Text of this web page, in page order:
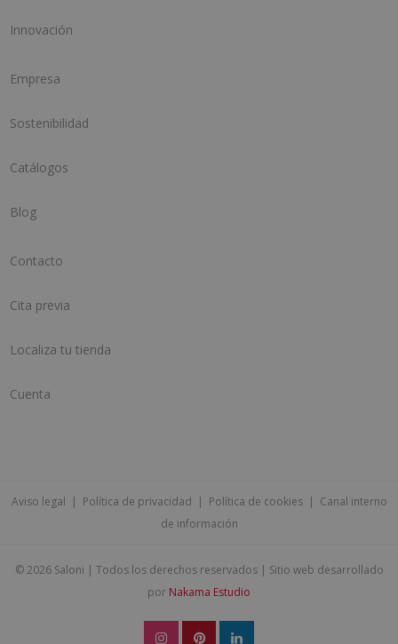
Innovación
Empresa
Sostenibilidad
Catálogos
Blog
Contacto
Cita previa
Localiza tu tienda
Cuenta
Aviso legal | Política de privacidad | Política de cookies| Canal interno
de información
©2026 Saloni | Todos los derechos reservados | Sitio web desarrollado
por Nakama Estudio